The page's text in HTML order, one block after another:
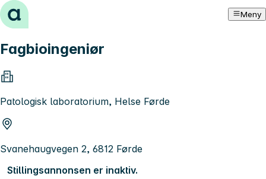
Hopp til innhold Meny
Fagbioingeniør
Patologisk laboratorium, Helse Førde
Svanehaugvegen 2, 6812 Førde
Stillingsannonsen er inaktiv.